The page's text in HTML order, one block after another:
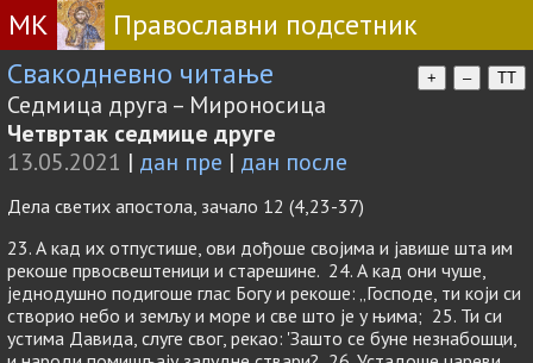
МК
Православни подсетник
Свакодневно читање
+ – TT
Седмица друга – Мироносица
Четвртак седмице друге
13.05.2021 | дан пре | дан после
Дела светих апостола, зачало 12 (4,23-37)
23. А кад их отпустише, ови дођоше својима и јавише шта им
рекоше првосвештеници и старешине. 24. А кад они чуше,
једнодушно подигоше глас Богу и рекоше: „Господе, ти који си
створио небо и земљу и море и све што је у њима; 25. Ти си
устима Давида, слуге свог, рекао: 'Зашто се буне незнабошци,